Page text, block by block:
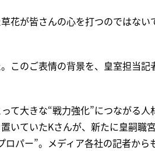
花が皆さんの心を打つのではない
このご表情の背景を、皇室担当記
て大きな“戦力強化”につながる人
いていたKさんが、新たに皇嗣職
パー”。メディア各社の記者か